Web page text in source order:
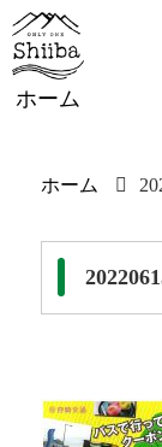
ホーム
ホーム